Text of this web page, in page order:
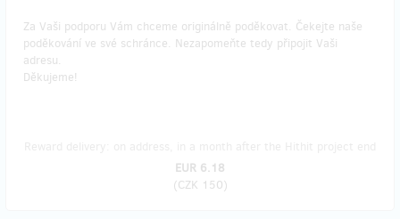
Za Vaši podporu Vám chceme originálně poděkovat. Čekejte naše
poděkování ve své schránce. Nezapomeňte tedy připojit Vaši
adresu.
Děkujeme!
EUR 6.18
(CZK 150)